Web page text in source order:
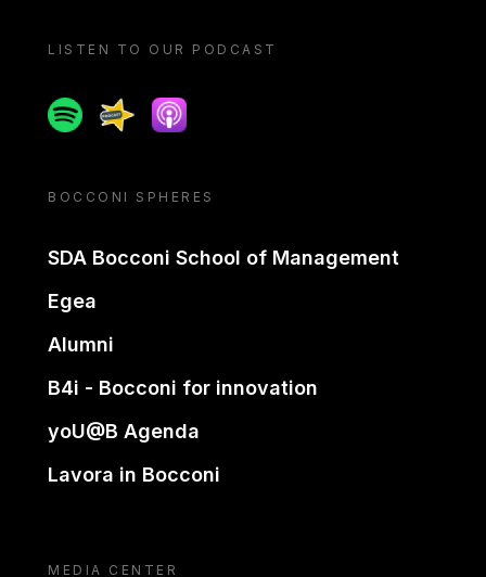
LISTEN TO OUR PODCAST
SpotifySpreakerApple podcast
BOCCONI SPHERES
SDA Bocconi School of Management
Egea
Alumni
B4i - Bocconi for innovation
yoU@B Agenda
Lavora in Bocconi
MEDIA CENTER